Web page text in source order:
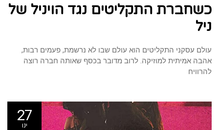
כשחברת התקליטים נגד הויניל של
ניל
עולם עסקני התקליטים הוא עולם שבו לא נרשמת, פעמים רבות,
אהבה אמיתית למוזיקה. לרוב מדובר בכסף שאותה חברה רוצה
להרוויח
27
ינו